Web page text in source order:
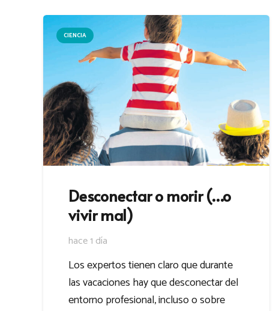
CIENCIA
Desconectar o morir (…o
vivir mal)
hace 1 día
Los expertos tienen claro que durante
las vacaciones hay que desconectar del
entorno profesional, incluso o sobre